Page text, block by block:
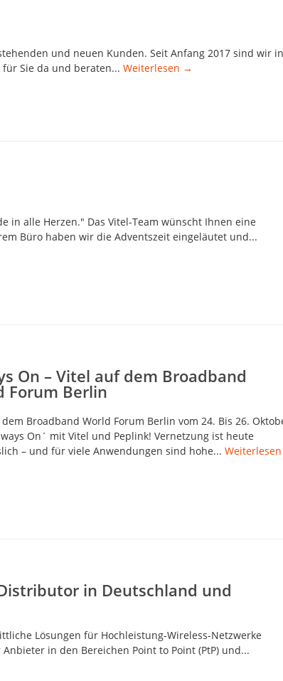
und neuen Kunden. Seit Anfang 2017 sind wir in
Sie da und beraten... Weiterlesen →
in alle Herzen." Das Vitel-Team wünscht Ihnen eine
Büro haben wir die Adventszeit eingeläutet und...
On – Vitel auf dem Broadband
Forum Berlin
Broadband World Forum Berlin vom 24. Bis 26.
On´ mit Vitel und Peplink! Vernetzung ist heute
– und für viele Anwendungen sind hohe... Weiterlesen
in Deutschland und
Lösungen für Hochleistung-Wireless-Netzwerke
in den Bereichen Point to Point (PtP) und...